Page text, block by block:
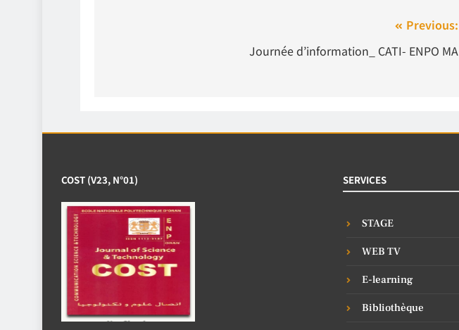
Previous:
Journée d’information_ CATI- ENPO MA
COST (V23, N°01) SERVICES
STAGE
WEB TV
E-learning
Bibliothèque